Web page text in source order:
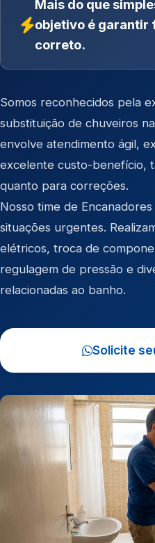
Mais do que
objetivo é garantir
correto.
Somos reconhecidos pela
substituição de chuveiros
envolve atendimento ágil,
excelente custo-benefício,
quanto para correções.
Nosso time de
situações urgentes.
elétricos, troca de
regulagem de pressão e
relacionadas ao banho.
Solicite